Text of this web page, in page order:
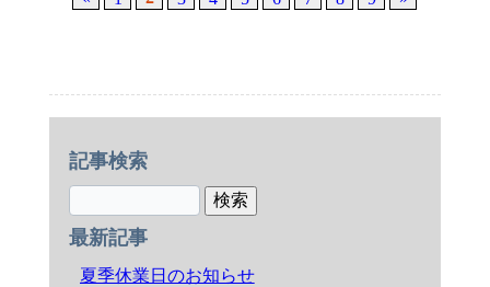
記事検索
最新記事
夏季休業日のお知らせ